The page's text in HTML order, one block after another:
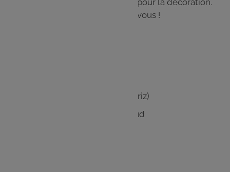
Servir immédiatement et régalez-vous !
300 g d'orzo (pâtes en forme de riz)
1 L de bouillon de légumes chaud